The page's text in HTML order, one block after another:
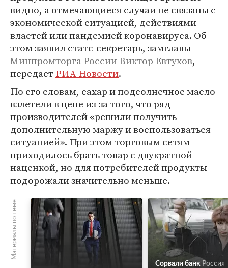
видно, а отмечающиеся случаи не связаны с
экономической ситуацией, действиями
властей или пандемией коронавируса. Об
этом заявил статс-секретарь, замглавы
Минпромторга РоссииВиктор Евтухов,
передаетРИА Новости.
По его словам, сахар и подсолнечное масло
взлетели в цене из-за того, что ряд
производителей «решили получить
дополнительную маржу и воспользоваться
ситуацией». При этом торговым сетям
приходилось брать товар с двукратной
наценкой, но для потребителей продукты
подорожали значительно меньше.
Материалы по теме
Сорвали банк Россия